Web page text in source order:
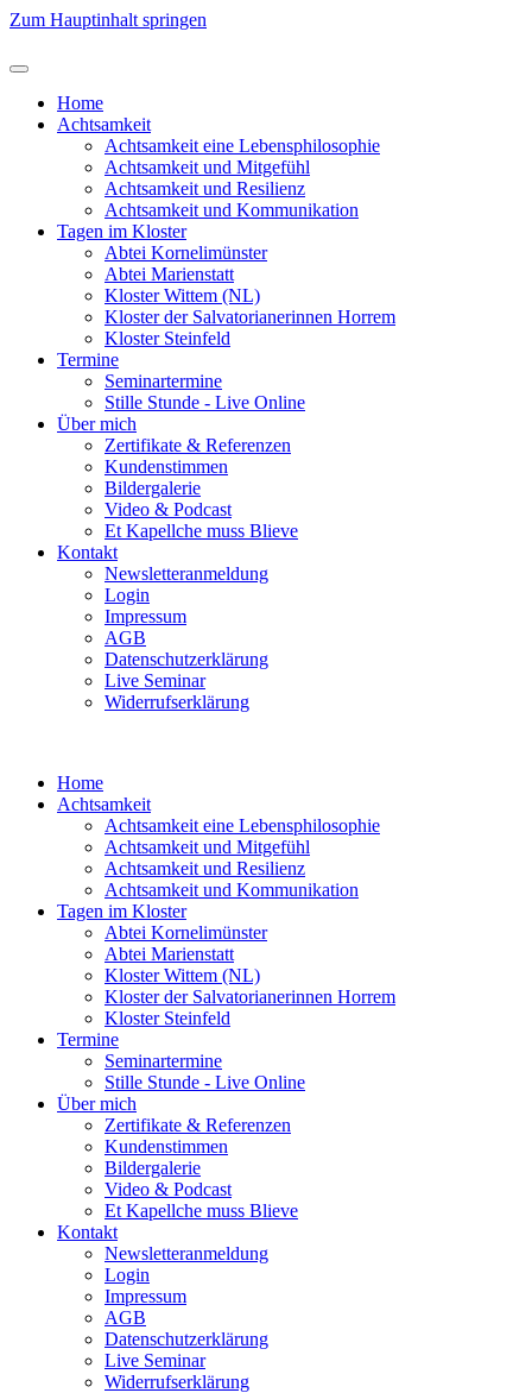
Zum Hauptinhalt springen
Home
Achtsamkeit
Achtsamkeit eine Lebensphilosophie
Achtsamkeit und Mitgefühl
Achtsamkeit und Resilienz
Achtsamkeit und Kommunikation
Tagen im Kloster
Abtei Kornelimünster
Abtei Marienstatt
Kloster Wittem (NL)
Kloster der Salvatorianerinnen Horrem
Kloster Steinfeld
Termine
Seminartermine
Stille Stunde - Live Online
Über mich
Zertifikate & Referenzen
Kundenstimmen
Bildergalerie
Video & Podcast
Et Kapellche muss Blieve
Kontakt
Newsletteranmeldung
Login
Impressum
AGB
Datenschutzerklärung
Live Seminar
Widerrufserklärung
Home
Achtsamkeit
Achtsamkeit eine Lebensphilosophie
Achtsamkeit und Mitgefühl
Achtsamkeit und Resilienz
Achtsamkeit und Kommunikation
Tagen im Kloster
Abtei Kornelimünster
Abtei Marienstatt
Kloster Wittem (NL)
Kloster der Salvatorianerinnen Horrem
Kloster Steinfeld
Termine
Seminartermine
Stille Stunde - Live Online
Über mich
Zertifikate & Referenzen
Kundenstimmen
Bildergalerie
Video & Podcast
Et Kapellche muss Blieve
Kontakt
Newsletteranmeldung
Login
Impressum
AGB
Datenschutzerklärung
Live Seminar
Widerrufserklärung